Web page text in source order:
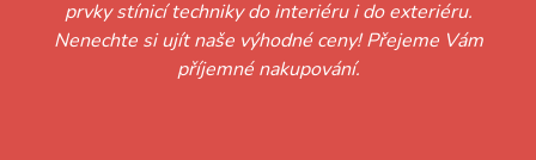
prvky stínicí techniky do interiéru i do exteriéru.
Nenechte si ujít naše výhodné ceny! Přejeme Vám
příjemné nakupování.